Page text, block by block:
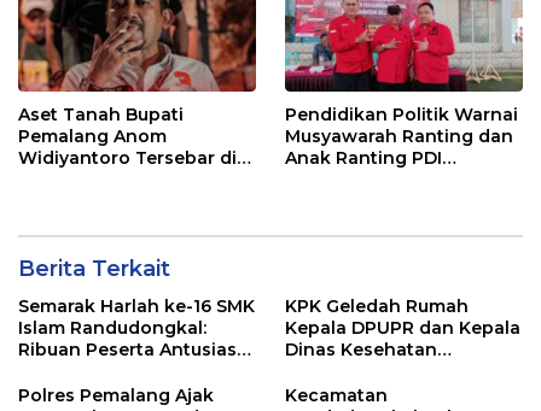
Aset Tanah Bupati
Pemalang Anom
Widiyantoro Tersebar di
Pendidikan Politik Warnai
Musyawarah Ranting dan
Anak Ranting PDI
Berita Terkait
Semarak Harlah ke-16 SMK
Islam Randudongkal:
Ribuan Peserta Antusias
Berhadiah Motor
KPK Geledah Rumah
Kepala DPUPR dan Kepala
Dinas Kesehatan
Polres Pemalang Ajak
Kecamatan